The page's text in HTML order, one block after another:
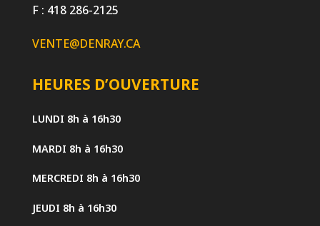
F : 418 286-2125
VENTE@DENRAY.CA
HEURES D’OUVERTURE
LUNDI 8h à 16h30
MARDI 8h à 16h30
MERCREDI 8h à 16h30
JEUDI 8h à 16h30